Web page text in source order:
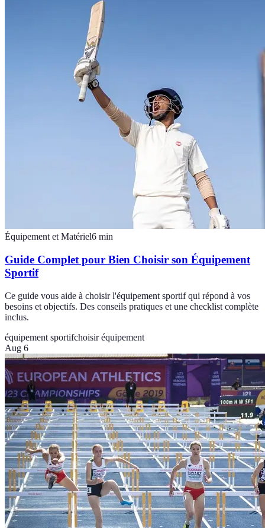
Équipement et Matériel6 min
Guide Complet pour Bien Choisir son Équipement
Sportif
Ce guide vous aide à choisir l'équipement sportif qui répond à vos
besoins et objectifs. Des conseils pratiques et une checklist complète
inclus.
équipement sportifchoisir équipement
Aug 6